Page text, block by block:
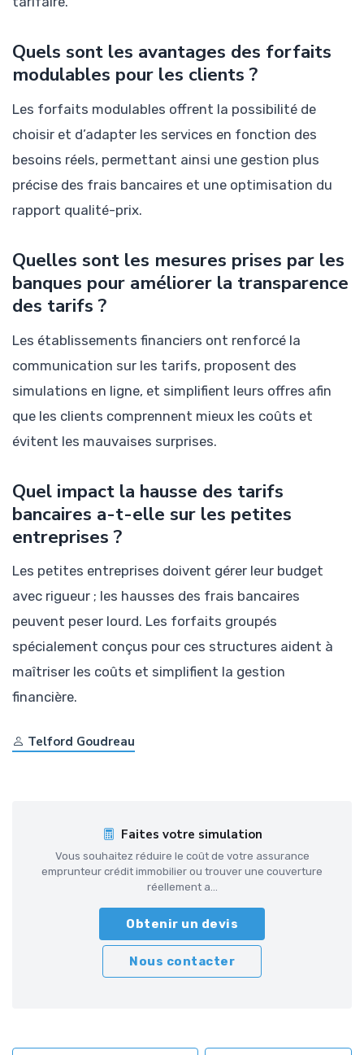
Quels sont les avantages des forfaits
modulables pour les clients ?
Les forfaits modulables offrent la possibilité de
choisir et d’adapter les services en fonction des
besoins réels, permettant ainsi une gestion plus
précise des frais bancaires et une optimisation du
rapport qualité-prix.
Quelles sont les mesures prises par les
banques pour améliorer la transparence
des tarifs ?
Les établissements financiers ont renforcé la
communication sur les tarifs, proposent des
simulations en ligne, et simplifient leurs offres afin
que les clients comprennent mieux les coûts et
évitent les mauvaises surprises.
Quel impact la hausse des tarifs
bancaires a-t-elle sur les petites
entreprises ?
Les petites entreprises doivent gérer leur budget
avec rigueur ; les hausses des frais bancaires
peuvent peser lourd. Les forfaits groupés
spécialement conçus pour ces structures aident à
maîtriser les coûts et simplifient la gestion
financière.
Telford Goudreau
Faites votre simulation
Vous souhaitez réduire le coût de votre assurance
emprunteur crédit immobilier ou trouver une couverture
réellement a...
Obtenir un devis
Nous contacter